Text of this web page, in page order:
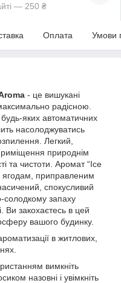
— 250 ₴
Оплата Умови
- це вишукані
радісною.
яких автоматичних
насолоджуватись
Легкий,
природнім
та чистоти. Аромат “Ice
ягодам, приправленим
спокусливий
солодкому запаху
Ви закохаєтесь в цей
вашого будинку.
в житлових,
вимкніть
назовні і увімкніть